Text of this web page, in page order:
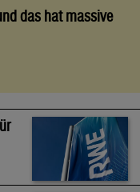
das hat massive